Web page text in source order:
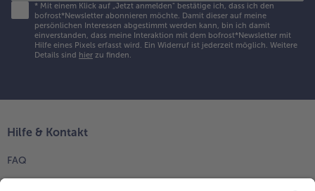
* Mit einem Klick auf „Jetzt anmelden" bestätige ich, dass ich den
bofrost*Newsletter abonnieren möchte. Damit dieser auf meine
persönlichen Interessen abgestimmt werden kann, bin ich damit
einverstanden, dass meine Interaktion mit dem bofrost*Newsletter mit
Hilfe eines Pixels erfasst wird. Ein Widerruf ist jederzeit möglich. Weitere
Details sind hier zu finden.
Hilfe & Kontakt
FAQ
Kontakt